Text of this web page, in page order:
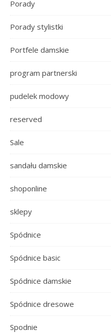
Porady
Porady stylistki
Portfele damskie
program partnerski
pudelek modowy
reserved
Sale
sandału damskie
shoponline
sklepy
Spódnice
Spódnice basic
Spódnice damskie
Spódnice dresowe
Spodnie